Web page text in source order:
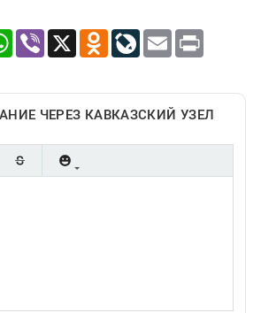
WhatsApp
Viber X Odnoklassniki
LiveJournal
Email Print
ЧЕРЕЗ КАВКАЗСКИЙ УЗЕЛ